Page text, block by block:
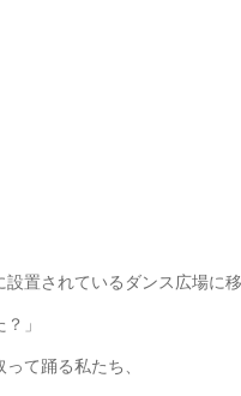
置されているダンス広場に移
」
て踊る私たち、